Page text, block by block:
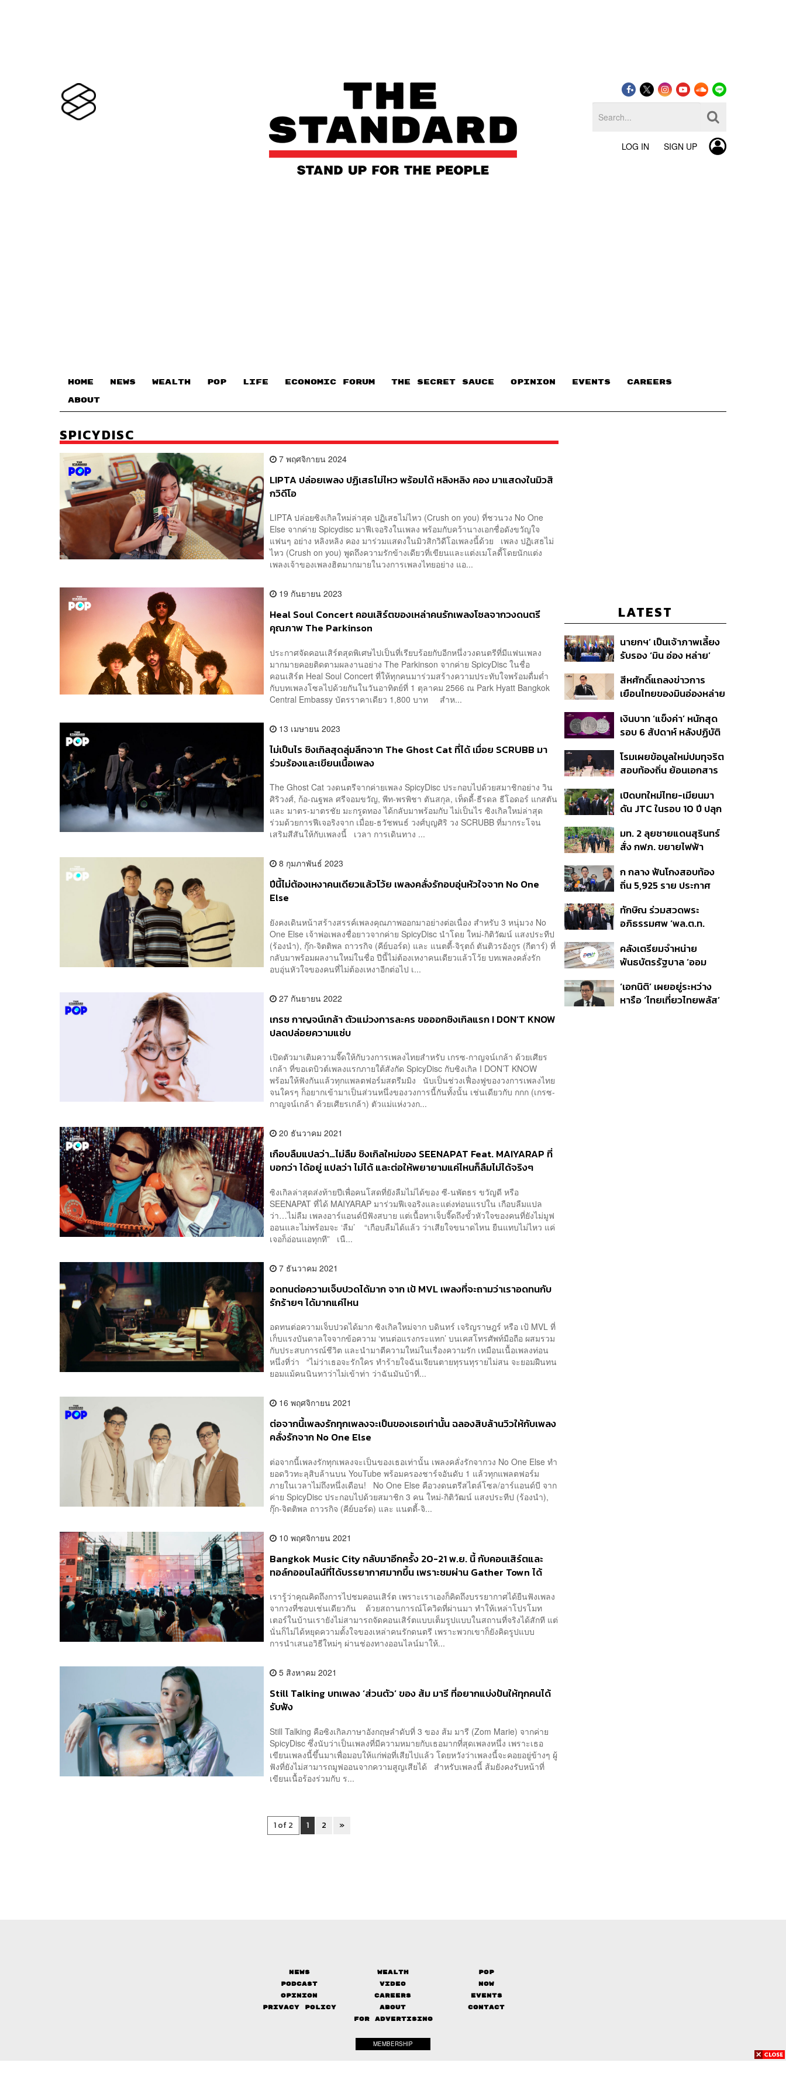
LOG IN SIGN UP
HOME NEWS WEALTH POP LIFE ECONOMIC FORUM THE SECRET SAUCE​ OPINION EVENTS CAREERS
ABOUT
SPICYDISC
7 พฤศจิกายน 2024
LIPTA ปล่อยเพลง ปฏิเสธไม่ไหว พร้อมได้ หลิงหลิง คอง มาแสดงในมิวสิ
กวิดีโอ
LIPTA ปล่อยซิงเกิลใหม่ล่าสุด ปฏิเสธไม่ไหว (Crush on you) ที่ชวนวง No One
Else จากค่าย Spicydisc มาฟีเจอริงในเพลง พร้อมกับคว้านางเอกชื่อดังขวัญใจ
แฟนๆ อย่าง หลิงหลิง คอง มาร่วมแสดงในมิวสิกวิดีโอเพลงนี้ด้วย เพลง ปฏิเสธไม่
ไหว (Crush on you) พูดถึงความรักข้างเดียวที่เขียนและแต่งเมโลดี้โดยนักแต่ง
เพลงเจ้าของเพลงฮิตมากมายในวงการเพลงไทยอย่าง แอ...
19 กันยายน 2023
Heal Soul Concert คอนเสิร์ตของเหล่าคนรักเพลงโซลจากวงดนตรี
คุณภาพ The Parkinson
ประกาศจัดคอนเสิร์ตสุดพิเศษไปเป็นที่เรียบร้อยกับอีกหนึ่งวงดนตรีที่มีแฟนเพลง
มากมายคอยติดตามผลงานอย่าง The Parkinson จากค่าย SpicyDisc ในชื่อ
คอนเสิร์ต Heal Soul Concert ที่ให้ทุกคนมาร่วมสร้างความประทับใจพร้อมดื่มด่ำ
กับบทเพลงโซลไปด้วยกันในวันอาทิตย์ที่ 1 ตุลาคม 2566 ณ Park Hyatt Bangkok
Central Embassy บัตรราคาเดียว 1,800 บาท สำห...
13 เมษายน 2023
ไม่เป็นไร ซิงเกิลสุดลุ่มลึกจาก The Ghost Cat ที่ได้ เมื่อย SCRUBB มา
ร่วมร้องและเขียนเนื้อเพลง
The Ghost Cat วงดนตรีจากค่ายเพลง SpicyDisc ประกอบไปด้วยสมาชิกอย่าง วิน
ศิริวงศ์, ก้อ-ณฐพล ศรีจอมขวัญ, พีท-พรพิชา ตันสกุล, เท็ดดี้-ธีรดล ธีโอดอร์ แกสตัน
และ มาตร-มาตรชัย มะกรูดทอง ได้กลับมาพร้อมกับ ไม่เป็นไร ซิงเกิลใหม่ล่าสุด
ร่วมด้วยการฟีเจอริงจาก เมื่อย-ธวัชพนธ์ วงศ์บุญศิริ วง SCRUBB ที่มากระโจน
เสริมสีสันให้กับเพลงนี้ เวลา การเดินทาง ...
8 กุมภาพันธ์ 2023
ปีนี้ไม่ต้องเหงาคนเดียวแล้วโว้ย เพลงคลั่งรักอบอุ่นหัวใจจาก No One
Else
ยังคงเดินหน้าสร้างสรรค์เพลงคุณภาพออกมาอย่างต่อเนื่อง สำหรับ 3 หนุ่มวง No
One Else เจ้าพ่อเพลงชื่อยาวจากค่าย SpicyDisc นำโดย ใหม่-กิติวัฒน์ แสงประทีป
(ร้องนำ), กุ๊ก-จิตติพล ถาวรกิจ (คีย์บอร์ด) และ แนตตี้-จิรุตถ์ ตันติวรอังกูร (กีตาร์) ที่
กลับมาพร้อมผลงานใหม่ในชื่อ ปีนี้ไม่ต้องเหงาคนเดียวแล้วโว้ย บทเพลงคลั่งรัก
อบอุ่นหัวใจของคนที่ไม่ต้องเหงาอีกต่อไป เ...
27 กันยายน 2022
เกรซ กาญจน์เกล้า ตัวแม่วงการละคร ขอออกซิงเกิลแรก I DON’T KNOW
ปลดปล่อยความแซ่บ
เปิดตัวมาเติมความจี๊ดให้กับวงการเพลงไทยสำหรับ เกรซ-กาญจน์เกล้า ด้วยเศียร
เกล้า ที่ขอเดบิวต์เพลงแรกภายใต้สังกัด SpicyDisc กับซิงเกิล I DON’T KNOW
พร้อมให้ฟังกันแล้วทุกแพลตฟอร์มสตรีมมิง นับเป็นช่วงเฟื่องฟูของวงการเพลงไทย
จนใครๆ ก็อยากเข้ามาเป็นส่วนหนึ่งของวงการนี้กันทั้งนั้น เช่นเดียวกับ กกก (เกรซ-
กาญจน์เกล้า ด้วยเศียรเกล้า) ตัวแม่แห่งวงก...
20 ธันวาคม 2021
เกือบลืมแปลว่า…ไม่ลืม ซิงเกิลใหม่ของ SEENAPAT Feat. MAIYARAP ที่
บอกว่า ได้อยู่ แปลว่า ไม่ได้ และต่อให้พยายามแค่ไหนก็ลืมไม่ได้จริงๆ
ซิงเกิลล่าสุดส่งท้ายปีเพื่อคนโสดที่ยังลืมไม่ได้ของ ซี-นพัตธร ขวัญดี หรือ
SEENAPAT ที่ได้ MAIYARAP มาร่วมฟีเจอริงและแต่งท่อนแรปใน เกือบลืมแปล
ว่า…ไม่ลืม เพลงอาร์แอนด์บีฟังสบาย แต่เนื้อหาเจ็บจี๊ดถึงขั้วหัวใจของคนที่ยังไม่มูฟ
ออนและไม่พร้อมจะ ‘ลืม’ “เกือบลืมได้แล้ว ว่าเสียใจขนาดไหน ยืนแทบไม่ไหว แค่
เจอก็อ่อนแอทุกที” เนื...
7 ธันวาคม 2021
อดทนต่อความเจ็บปวดได้มาก จาก เป้ MVL เพลงที่จะถามว่าเราอดทนกับ
รักร้ายๆ ได้มากแค่ไหน
อดทนต่อความเจ็บปวดได้มาก ซิงเกิลใหม่จาก บดินทร์ เจริญราษฎร์ หรือ เป้ MVL ที่
เก็บแรงบันดาลใจจากข้อความ ‘ทนต่อแรงกระแทก’ บนเคสโทรศัพท์มือถือ ผสมรวม
กับประสบการณ์ชีวิต และนำมาตีความใหม่ในเรื่องความรัก เหมือนเนื้อเพลงท่อน
หนึ่งที่ว่า “ไม่ว่าเธอจะรักใคร ทำร้ายใจฉันเจียนตายทุรนทุรายไม่สน จะยอมฝืนทน
ยอมแม้คนนินทาว่าไม่เข้าท่า ว่าฉันมันบ้าที่...
16 พฤศจิกายน 2021
ต่อจากนี้เพลงรักทุกเพลงจะเป็นของเธอเท่านั้น ฉลองสิบล้านวิวให้กับเพลง
คลั่งรักจาก No One Else
ต่อจากนี้เพลงรักทุกเพลงจะเป็นของเธอเท่านั้น เพลงคลั่งรักจากวง No One Else ทำ
ยอดวิวทะลุสิบล้านบน YouTube พร้อมครองชาร์จอันดับ 1 แล้วทุกแพลตฟอร์ม
ภายในเวลาไม่ถึงหนึ่งเดือน! No One Else คือวงดนตรีสไตล์โซล/อาร์แอนด์บี จาก
ค่าย SpicyDisc ประกอบไปด้วยสมาชิก 3 คน ใหม่-กิติวัฒน์ แสงประทีป (ร้องนำ),
กุ๊ก-จิตติพล ถาวรกิจ (คีย์บอร์ด) และ แนตตี้-จิ...
10 พฤศจิกายน 2021
Bangkok Music City กลับมาอีกครั้ง 20-21 พ.ย. นี้ กับคอนเสิร์ตและ
ทอล์กออนไลน์ที่ได้บรรยากาศมากขึ้น เพราะชมผ่าน Gather Town ได้
เรารู้ว่าคุณคิดถึงการไปชมคอนเสิร์ต เพราะเราเองก็คิดถึงบรรยากาศได้ยืนฟังเพลง
จากวงที่ชอบเช่นเดียวกัน ด้วยสถานการณ์โควิดที่ผ่านมา ทำให้เหล่าโปรโมท
เตอร์ในบ้านเรายังไม่สามารถจัดคอนเสิร์ตแบบเต็มรูปแบบในสถานที่จริงได้สักที แต่
นั่นก็ไม่ได้หยุดความตั้งใจของเหล่าคนรักดนตรี เพราะพวกเขาก็ยังคิดรูปแบบ
การนำเสนอวิธีใหม่ๆ ผ่านช่องทางออนไลน์มาให้...
5 สิงหาคม 2021
Still Talking บทเพลง ‘ส่วนตัว’ ของ ส้ม มารี ที่อยากแบ่งปันให้ทุกคนได้
รับฟัง
Still Talking คือซิงเกิลภาษาอังกฤษลำดับที่ 3 ของ ส้ม มารี (Zom Marie) จากค่าย
SpicyDisc ซึ่งนับว่าเป็นเพลงที่มีความหมายกับเธอมากที่สุดเพลงหนึ่ง เพราะเธอ
เขียนเพลงนี้ขึ้นมาเพื่อมอบให้แก่พ่อที่เสียไปแล้ว โดยหวังว่าเพลงนี้จะคอยอยู่ข้างๆ ผู้
ฟังที่ยังไม่สามารถมูฟออนจากความสูญเสียได้ สำหรับเพลงนี้ ส้มยังคงรับหน้าที่
เขียนเนื้อร้องร่วมกับ ร...
1 of 2 1 2 »
LATEST
นายกฯ’ เป็นเจ้าภาพเลี้ยง
รับรอง ‘มิน อ่อง หล่าย’
ร่วมงาน
สีหศักดิ์แถลงข่าวการ
เยือนไทยของมินอ่องหล่าย
สร้างสรรค์ ตรงไปตรงมา
ย้ำต้องการให้เมียนมากลับ
เงินบาท ‘แข็งค่า’ หนักสุด
รอบ 6 สัปดาห์ หลังปฏิบัติ
สหรัฐฯ-ญี่ปุ่น Standard
Chartered เปิดเป้าสิ้นปีนี้
ต่อดอลลาร์
โรมเผยข้อมูลใหม่ปมทุจริต
สอบท้องถิ่น ย้อนเอกสาร
อนุทิน จ่อสอบต่อเอี่ยว
ตัดตอน ม.บูรพา หรือไม่
เปิดบทใหม่ไทย-เมียนมา
ดัน JTC ในรอบ 10 ปี ปลุก
ชายแดน ท่าเรือน้ำลึก
ทวาย
มท. 2 ลุยชายแดนสุรินทร์
สั่ง กฟภ. ขยายไฟฟ้า
350’ เสริมความมั่นคง
ชายแดน
ก กลาง ฟันโกงสอบท้อง
ถิ่น 5,925 ราย ประกาศ
ราย รอ ป.ป.ช. ขีดเส้นแล้ว
เสร็จ 31 ส.ค.
ทักษิณ ร่วมสวดพระ
อภิธรรมศพ ‘พล.ต.ท.
สิน’ สิริอายุ 103 ปี แกนนำ
เพื่อไทย-บุคคลหลาก
คลังเตรียมจำหน่าย
พันธบัตรรัฐบาล ‘ออม
ก.ย.นี้ อาจเพิ่มสัดส่วนการ
ขายแบบ Small Lot First
‘เอกนิติ’ เผยอยู่ระหว่าง
หารือ ‘ไทยเที่ยวไทยพลัส’
News Wealth
Pop
Podcast
Video
Now
Opinion
Careers
Events
Privacy Policy
About
Contact
FOR ADVERTISING
MEMBERSHIP